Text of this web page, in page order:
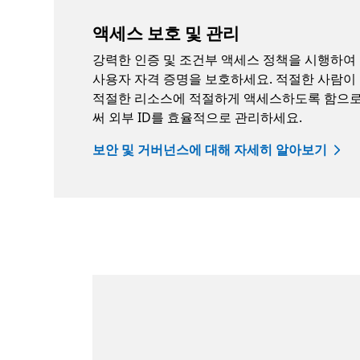
액세스 보호 및 관리
강력한 인증 및 조건부 액세스 정책을 시행하여
사용자 자격 증명을 보호하세요. 적절한 사람이
적절한 리소스에 적절하게 액세스하도록 함으
써 외부 ID를 효율적으로 관리하세요.
보안 및 거버넌스에 대해 자세히 알아보기